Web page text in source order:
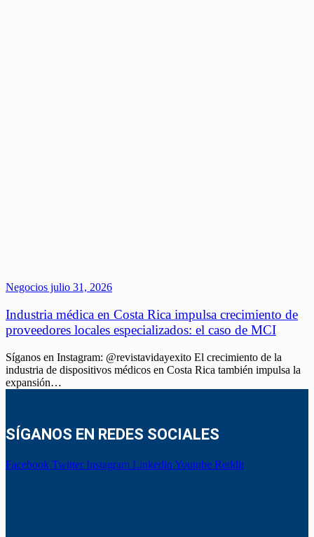
Negocios julio 31, 2026
Industria médica en Costa Rica impulsa crecimiento de
proveedores locales especializados: el caso de MCI
Síganos en Instagram: @revistavidayexito El crecimiento de la
industria de dispositivos médicos en Costa Rica también impulsa la
expansión…
SÍGANOS EN REDES SOCIALES
Facebook Twitter Instagram Linkedin Youtube Reddit